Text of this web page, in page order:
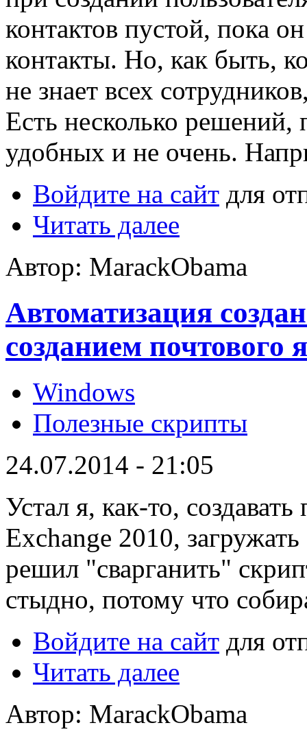
контактов пустой, пока
контакты. Но, как быть,
не знает всех
Есть несколько решений,
удобных и не очень.
Войдите на сайт для
Читать далее
Автор: MarackObama
Автоматизация
созданием
Windows
Полезные скрипты
24.07.2014 - 21:05
Устал я, как-то, создавать
Exchange 2010,
решил "сварганить"
стыдно, потому что
Войдите на сайт для
Читать далее
Автор: MarackObama